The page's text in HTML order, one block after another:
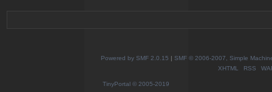
Powered by SMF 2.0.15 | SMF © 2006-2007, Simple
XHTML
RSS
TinyPortal © 2005-2019